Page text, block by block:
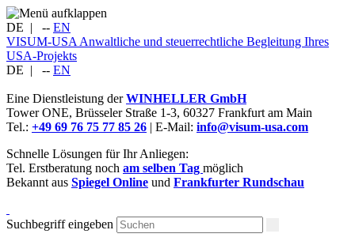
DE | -- EN
VISUM-USA Anwaltliche und steuerrechtliche Begleitung Ihres
USA-Projekts
DE | -- EN
Eine Dienstleistung derWINHELLER GmbH
Tower ONE, Brüsseler Straße 1-3, 60327 Frankfurt am Main
Tel.: +49 69 76 75 77 85 26 | E-Mail: info@visum-usa.com
Schnelle Lösungen für Ihr Anliegen:
Tel. Erstberatung noch am selben Tag möglich
Bekannt aus Spiegel Online und Frankfurter Rundschau
Suchbegriff eingeben